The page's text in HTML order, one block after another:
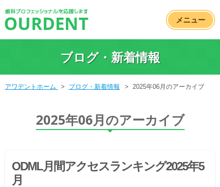
メニュー
ブログ・新着情報
アワデントホーム > ブログ・新着情報 > 2025年06月のアーカイブ
2025年06月のアーカイブ
ODML月間アクセスランキング2025年5
月